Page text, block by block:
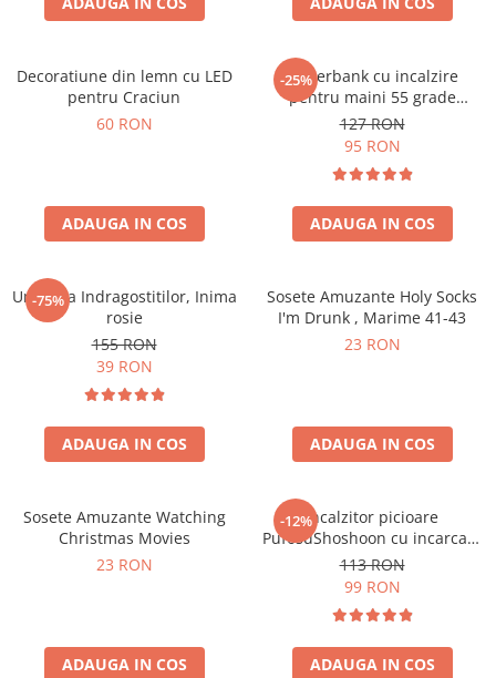
Decoratiune din lemn cu LED
pentru Craciun
60 RON
ADAUGA IN COS
-25%
Powerbank cu incalzire
pentru maini 55 grade
Bucuria frigurosilor
10000mAh
127 RON
95 RON
ADAUGA IN COS
-75%
Umbrela Indragostitilor, Inima
rosie
155 RON
39 RON
ADAUGA IN COS
Sosete Amuzante Holy Socks
I'm Drunk , Marime 41-43
23 RON
ADAUGA IN COS
Sosete Amuzante Watching
Christmas Movies
23 RON
ADAUGA IN COS
-12%Incalzitor picioare
PufosuShoshoon cu incarcare
USB
113 RON
99 RON
ADAUGA IN COS